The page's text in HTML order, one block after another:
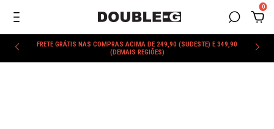
0
FRETE GRÁTIS NAS COMPRAS ACIMA DE 249,90 (SUDESTE) E 349,90
(DEMAIS REGIÕES)